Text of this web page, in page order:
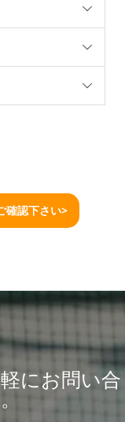
確認下さい>
にお問い合